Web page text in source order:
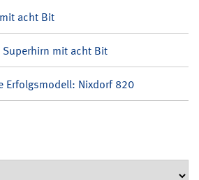
acht Bit
Superhirn mit acht Bit
Erfolgsmodell: Nixdorf 820